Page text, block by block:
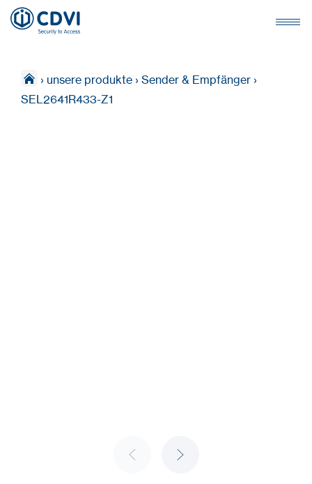
› unsere produkte › Sender & Empfänger ›
SEL2641R433-Z1